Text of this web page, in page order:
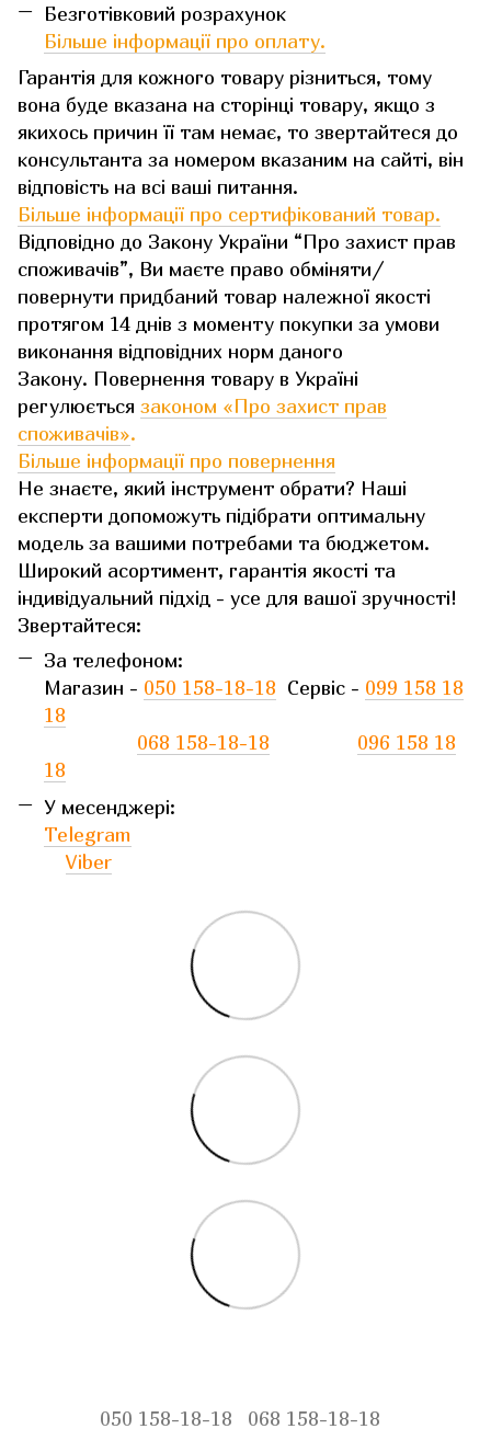
Безготівковий розрахунок
Більше інформації про оплату.
Гарантія для кожного товару різниться, тому
вона буде вказана на сторінці товару, якщо з
якихось причин її там немає, то звертайтеся до
консультанта за номером вказаним на сайті, він
відповість на всі ваші питання.
Більше інформації про сертифікований товар.
Відповідно до Закону України “Про захист прав
споживачів”, Ви маєте право обміняти/
повернути придбаний товар належної якості
протягом 14 днів з моменту покупки за умови
виконання відповідних норм даного
Закону. Повернення товару в Україні
регулюється законом «Про захист прав
споживачів».
Більше інформації про повернення
Не знаєте, який інструмент обрати? Наші
експерти допоможуть підібрати оптимальну
модель за вашими потребами та бюджетом.
Широкий асортимент, гарантія якості та
індивідуальний підхід - усе для вашої зручності!
Звертайтеся:
За телефоном:
Магазин - 050 158-18-18 Сервіс - 099 158 18
18
068 158-18-18
096 158 18
18
У месенджері:
Telegram
Viber
050 158-18-18 068 158-18-18